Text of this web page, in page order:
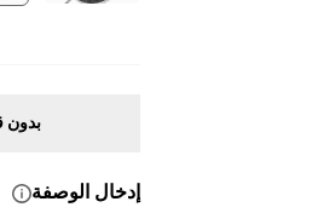
بدون
إدخال الوصفة